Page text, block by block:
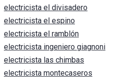
electricista el divisadero
electricista el espino
electricista el ramblón
electricista ingeniero giagnoni
electricista las chimbas
electricista montecaseros